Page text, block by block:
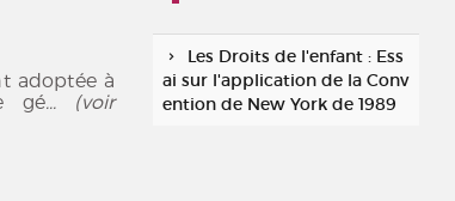
adoptée à
gé... (voir
Les Droits de l'enfant : Ess
ai sur l'application de la Conv
ention de New York de 1989